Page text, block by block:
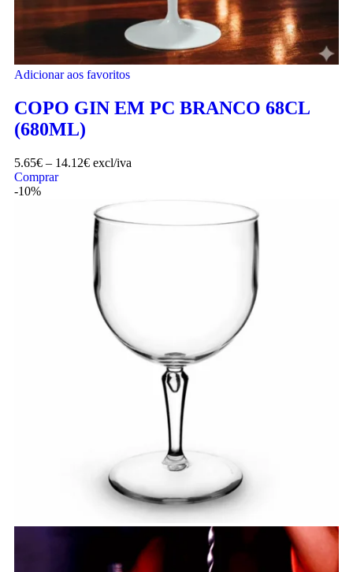
Adicionar aos favoritos
COPO GIN EM PC BRANCO 68CL
(680ML)
5.65€ – 14.12€ excl/iva
Comprar
-10%